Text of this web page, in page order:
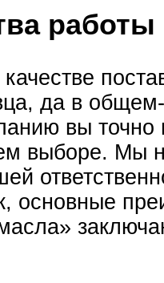
работы
да в общем-
вы точно
выборе. Мы
основные